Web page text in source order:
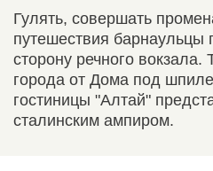
Гулять, совершать
путешествия барнаульцы
сторону речного вокзала.
города от Дома под
гостиницы "Алтай"
сталинским ампиром.